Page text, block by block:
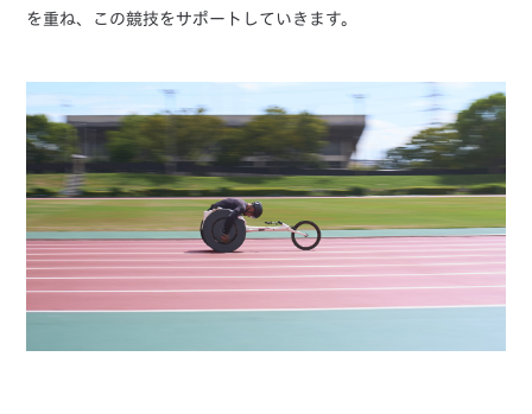
を重ね、この競技をサポートしていきます。